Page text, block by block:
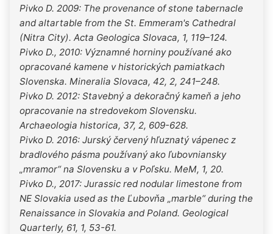
Pivko D. 2009: The provenance of stone tabernacle
and altartable from the St. Emmeram's Cathedral
(Nitra City). Acta Geologica Slovaca, 1, 119–124.
Pivko D., 2010: Významné horniny používané ako
opracované kamene v historických pamiatkach
Slovenska. Mineralia Slovaca, 42, 2, 241–248.
Pivko D. 2012: Stavebný a dekoračný kameň a jeho
opracovanie na stredovekom Slovensku.
Archaeologia historica, 37, 2, 609-628.
Pivko D. 2016: Jurský červený hľuznatý vápenec z
bradlového pásma používaný ako ľubovniansky
„mramor“ na Slovensku a v Poľsku. MeM, 1, 20.
Pivko D., 2017: Jurassic red nodular limestone from
NE Slovakia used as the Ľubovňa „marble“ during the
Renaissance in Slovakia and Poland. Geological
Quarterly, 61, 1, 53-61.